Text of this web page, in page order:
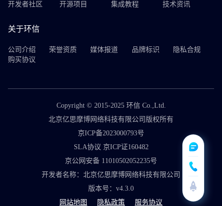
开发者社区 开源项目 集成教程 技术资讯
关于环信
公司介绍 荣誉资质 媒体报道 品牌标识
隐私合规
购买协议
Copyright © 2015-2025 环信 Co.,Ltd.
北京亿思摩博网络科技有限公司版权所有
京ICP备2023000793号
SLA协议 京ICP证160482
京公网安备 11010502052235号
开发者名称：北京亿思摩博网络科技有限公司
版本号：v4.3.0
网站地图
隐私政策 服务协议